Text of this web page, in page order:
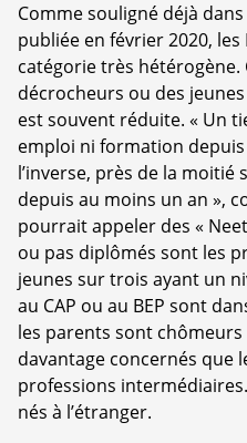
Comme souligné déjà
publiée en février 2020,
catégorie très hétérogène.
décrocheurs ou des
est souvent réduite. « Un
emploi ni formation
l’inverse, près de la
depuis au moins un an »,
pourrait appeler des «
ou pas diplômés sont les
jeunes sur trois ayant un
au CAP ou au BEP sont
les parents sont
davantage concernés que
professions
nés à l’étranger.